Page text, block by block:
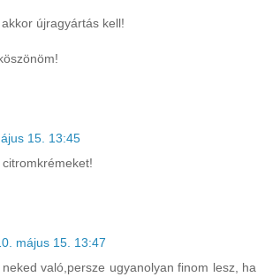
újragyártás kell!
15. 13:45
május 15. 13:47
való,persze ugyanolyan finom lesz, ha